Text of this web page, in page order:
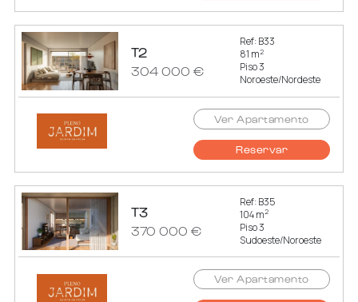
T2
304 000 €
Ref: B33
81 m2
Piso 3
Noroeste/Nordeste
Ver Apartamento
Reservar
T3
370 000 €
Ref: B35
104 m2
Piso 3
Sudoeste/Noroeste
Ver Apartamento